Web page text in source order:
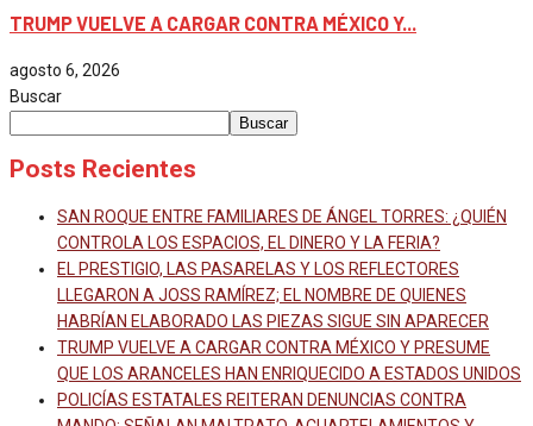
TRUMP VUELVE A CARGAR CONTRA MÉXICO Y...
agosto 6, 2026
Buscar
Buscar
Posts Recientes
SAN ROQUE ENTRE FAMILIARES DE ÁNGEL TORRES: ¿QUIÉN
CONTROLA LOS ESPACIOS, EL DINERO Y LA FERIA?
EL PRESTIGIO, LAS PASARELAS Y LOS REFLECTORES
LLEGARON A JOSS RAMÍREZ; EL NOMBRE DE QUIENES
HABRÍAN ELABORADO LAS PIEZAS SIGUE SIN APARECER
TRUMP VUELVE A CARGAR CONTRA MÉXICO Y PRESUME
QUE LOS ARANCELES HAN ENRIQUECIDO A ESTADOS UNIDOS
POLICÍAS ESTATALES REITERAN DENUNCIAS CONTRA